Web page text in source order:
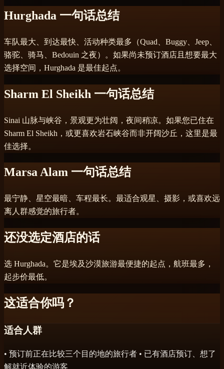
Hurghada 一句话总结
车队最大、到达最快、活动种类最多（Quad、Buggy、Jeep、
骆驼、骑马、Bedouin 之夜）。如果尚未预订酒店且想要最大
选择空间，Hurghada 是最佳起点。
Sharm El Sheikh 一句话总结
Sinai 山脉与峡谷，景观更为壮阔，夜间稍凉。如果您已住在
Sharm El Sheikh，或更喜欢岩石峡谷而非开阔沙丘，这里是最
佳选择。
Marsa Alam 一句话总结
最宁静、星空最暗、车程最长。最适合观星、摄影，或喜欢远
离人群感觉的旅行者。
还没选定酒店的话
选 Hurghada。它是埃及沙漠旅游最便捷的起点，航班最多，
起步价最低。
这适合你吗？
适合人群
• 预订前正在比较三个目的地的旅行者 • 已有酒店预订、想了
解就近体验的游客